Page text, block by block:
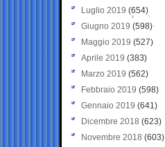
Luglio 2019 (654)
Giugno 2019 (598)
Maggio 2019 (527)
Aprile 2019 (383)
Marzo 2019 (562)
Febbraio 2019 (598)
Gennaio 2019 (641)
Dicembre 2018 (623)
Novembre 2018 (603)